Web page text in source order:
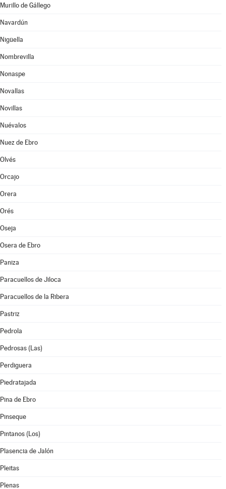
Murillo de Gállego
Navardún
Nigüella
Nombrevilla
Nonaspe
Novallas
Novillas
Nuévalos
Nuez de Ebro
Olvés
Orcajo
Orera
Orés
Oseja
Osera de Ebro
Paniza
Paracuellos de Jiloca
Paracuellos de la Ribera
Pastriz
Pedrola
Pedrosas (Las)
Perdiguera
Piedratajada
Pina de Ebro
Pinseque
Pintanos (Los)
Plasencia de Jalón
Pleitas
Plenas